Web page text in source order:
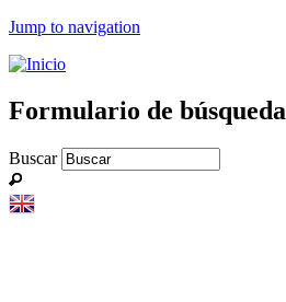
Jump to navigation
Formulario de búsqueda
Buscar